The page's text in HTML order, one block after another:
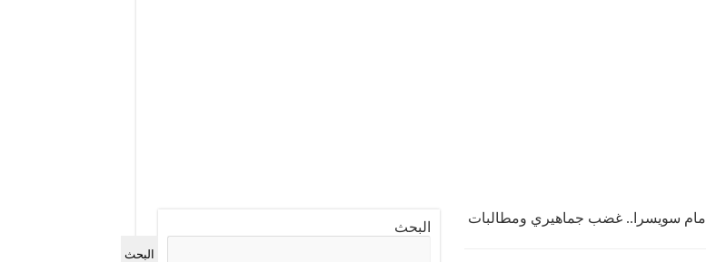
الجزائر تودع كأس العالم 2026 أمام سويسرا.. غضب جماهيري ومطالبات
البحث
البحث